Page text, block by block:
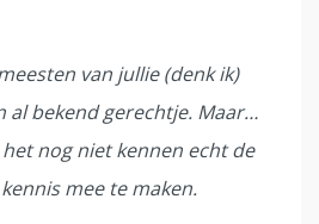
van jullie (denk ik)
al bekend gerechtje. Maar…
nog niet kennen echt de
mee te maken.